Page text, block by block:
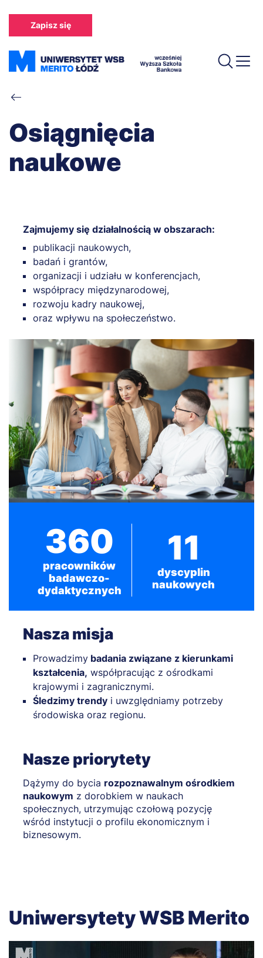
treści
Zapisz się
Ścieżka
nawigacyjna
Osiągnięcia
naukowe
Zajmujemy się działalnością w obszarach:
publikacji naukowych,
badań i grantów,
organizacji i udziału w konferencjach,
współpracy międzynarodowej,
rozwoju kadry naukowej,
oraz wpływu na społeczeństwo.
360
pracowników
badawczo-
dydaktycznych
11
dyscyplin
naukowych
Nasza misja
Prowadzimy badania związane z kierunkami
kształcenia, współpracując z ośrodkami
krajowymi i zagranicznymi.
Śledzimy trendy i uwzględniamy potrzeby
środowiska oraz regionu.
Nasze priorytety
Dążymy do bycia rozpoznawalnym ośrodkiem
naukowym z dorobkiem w naukach
społecznych, utrzymując czołową pozycję
wśród instytucji o profilu ekonomicznym i
biznesowym.
Uniwersytety WSB Merito